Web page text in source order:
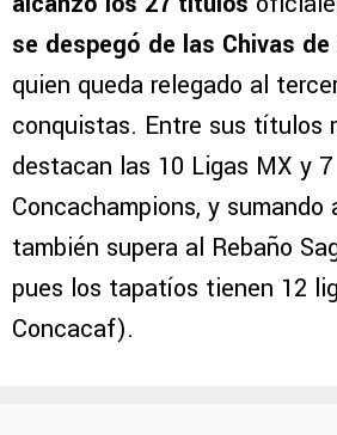
se despegó de las Chivas de
quien queda relegado al
conquistas. Entre sus títulos
destacan las 10 Ligas MX y 7
Concachampions, y sumando
también supera al Rebaño
pues los tapatíos tienen 12
Concacaf).